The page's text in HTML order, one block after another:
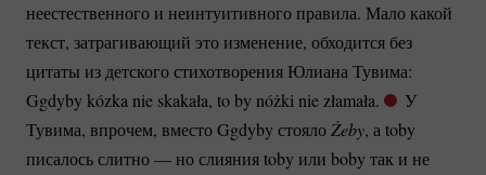
неестественного и неинтуитивного правила. Мало какой
текст, затрагивающий это изменение, обходится без
цитаты из детского стихотворения Юлиана Тувима:
Ggdyby kózka nie skakała, to by nóżki nie złamała.
У
Тувима, впрочем, вместо Ggdyby стояло Żeby, а toby
писалось слитно — но слияния toby или boby так и не